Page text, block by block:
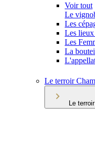
Voir tout
Le
Les
Les
Les
La
Le terroir
Le